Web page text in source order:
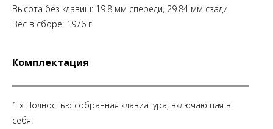
Высота без клавиш: 19.8 мм спереди, 29.84 мм сзади
Вес в сборе: 1976 г
Комплектация
1 x Полностью собранная клавиатура, включающая в
себя: